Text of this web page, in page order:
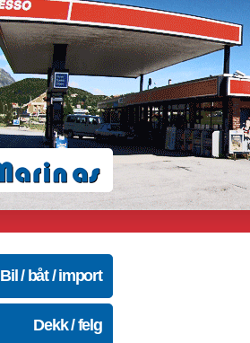
Bil / båt / import
Dekk / felg